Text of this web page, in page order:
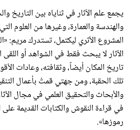
يجمع علم الآثار في ثناياه بين التاريخ
والهندسة والعمارة، وغيرها من العلوم
المشروع الأثري ليكتمل، تستدرك مريم:
الآثار لا يبحث فقط في الشواهد أو
تاريخ المكان أيضاً، وثقافته، وعادات
تلك الحقبة، ومن جهتي قمتُ بأعمال
والأبحاث والتحقيق العلمي في مجال
في قراءة النقوش والكتابات القديمة
رموزها».